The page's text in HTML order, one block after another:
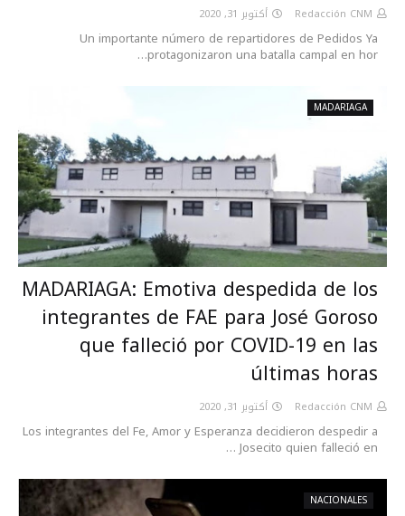
Redacción CNM أكتوبر 31, 2020
Un importante número de repartidores de Pedidos Ya
protagonizaron una batalla campal en hor…
MADARIAGA
MADARIAGA: Emotiva despedida de los
integrantes de FAE para José Goroso
que falleció por COVID-19 en las
últimas horas
Redacción CNM أكتوبر 31, 2020
Los integrantes del Fe, Amor y Esperanza decidieron despedir a
Josecito quien falleció en …
NACIONALES